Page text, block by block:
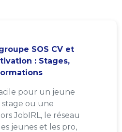
SOS CV et
: Stages,
pour un jeune
ou une
JobIRL, le réseau
jeunes et les pro,